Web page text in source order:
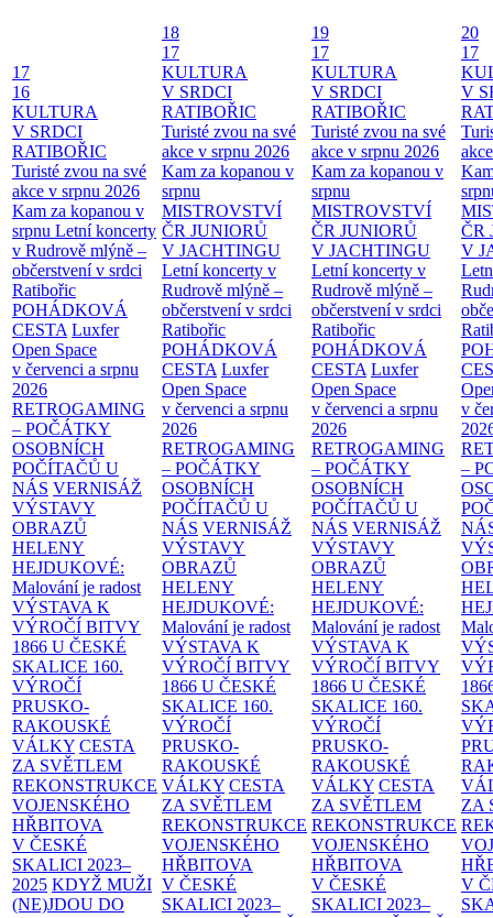
17
16
KULTURA
V SRDCI
RATIBOŘIC
Turisté zvou na své
akce v srpnu 2026
Kam za kopanou v
srpnu Letní koncerty
v Rudrově mlýně –
občerstvení v srdci
Ratibořic
POHÁDKOVÁ
CESTA Luxfer
Open Space
v červenci a srpnu
2026
RETROGAMING
– POČÁTKY
OSOBNÍCH
POČÍTAČŮ U
NÁS VERNISÁŽ
VÝSTAVY
OBRAZŮ
HELENY
HEJDUKOVÉ:
Malování je radost
VÝSTAVA K
VÝROČÍ BITVY
1866 U ČESKÉ
SKALICE 160.
VÝROČÍ
PRUSKO-
RAKOUSKÉ
VÁLKY CESTA
ZA SVĚTLEM
REKONSTRUKCE
VOJENSKÉHO
HŘBITOVA
V ČESKÉ
SKALICI 2023–
2025 KDYŽ MUŽI
(NE)JDOU DO
18
17
KULTURA
V SRDCI
RATIBOŘIC
Turisté zvou na své
akce v srpnu 2026
Kam za kopanou v
srpnu
MISTROVSTVÍ
ČR JUNIORŮ
V JACHTINGU
Letní koncerty v
Rudrově mlýně –
občerstvení v srdci
Ratibořic
POHÁDKOVÁ
CESTA Luxfer
Open Space
v červenci a srpnu
2026
RETROGAMING
– POČÁTKY
OSOBNÍCH
POČÍTAČŮ U
NÁS VERNISÁŽ
VÝSTAVY
OBRAZŮ
HELENY
HEJDUKOVÉ:
Malování je radost
VÝSTAVA K
VÝROČÍ BITVY
1866 U ČESKÉ
SKALICE 160.
VÝROČÍ
PRUSKO-
RAKOUSKÉ
VÁLKY CESTA
ZA SVĚTLEM
REKONSTRUKCE
VOJENSKÉHO
HŘBITOVA
V ČESKÉ
SKALICI 2023–
19
17
KULTURA
V SRDCI
RATIBOŘIC
Turisté zvou na své
akce v srpnu 2026
Kam za kopanou v
srpnu
MISTROVSTVÍ
ČR JUNIORŮ
V JACHTINGU
Letní koncerty v
Rudrově mlýně –
občerstvení v srdci
Ratibořic
POHÁDKOVÁ
CESTA Luxfer
Open Space
v červenci a srpnu
2026
RETROGAMING
– POČÁTKY
OSOBNÍCH
POČÍTAČŮ U
NÁS VERNISÁŽ
VÝSTAVY
OBRAZŮ
HELENY
HEJDUKOVÉ:
Malování je radost
VÝSTAVA K
VÝROČÍ BITVY
1866 U ČESKÉ
SKALICE 160.
VÝROČÍ
PRUSKO-
RAKOUSKÉ
VÁLKY CESTA
ZA SVĚTLEM
REKONSTRUKCE
VOJENSKÉHO
HŘBITOVA
V ČESKÉ
SKALICI 2023–
20
17
V
ČR
V
v
–
ZA
V